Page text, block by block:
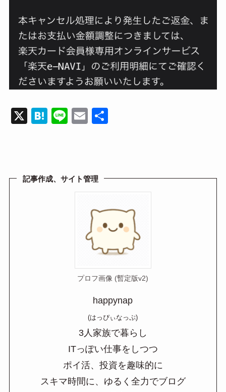
X
H
a
Li
E
記事作成、サイト管理
プロフ画像 (暫定版v2)
happynap
(はっぴぃなっぷ)
3人家族で暮らし
ITっぽい仕事をしつつ
ポイ活、投資を趣味的に
スキマ時間に、ゆるく全力でブログ